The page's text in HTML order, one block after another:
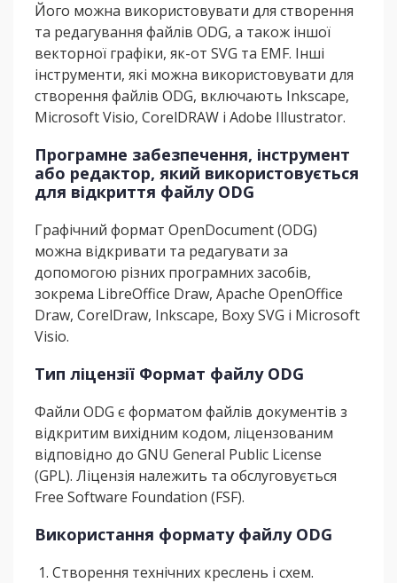
Його можна використовувати для створення
та редагування файлів ODG, а також іншої
векторної графіки, як-от SVG та EMF. Інші
інструменти, які можна використовувати для
створення файлів ODG, включають Inkscape,
Microsoft Visio, CorelDRAW і Adobe Illustrator.
Програмне забезпечення, інструмент
або редактор, який використовується
для відкриття файлу ODG
Графічний формат OpenDocument (ODG)
можна відкривати та редагувати за
допомогою різних програмних засобів,
зокрема LibreOffice Draw, Apache OpenOffice
Draw, CorelDraw, Inkscape, Boxy SVG і Microsoft
Visio.
Тип ліцензії Формат файлу ODG
Файли ODG є форматом файлів документів з
відкритим вихідним кодом, ліцензованим
відповідно до GNU General Public License
(GPL). Ліцензія належить та обслуговується
Free Software Foundation (FSF).
Використання формату файлу ODG
Створення технічних креслень і схем.